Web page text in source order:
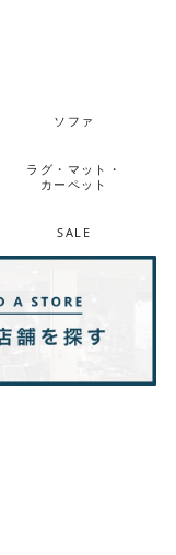
ソファ
ラグ・マット・
カーペット
SALE